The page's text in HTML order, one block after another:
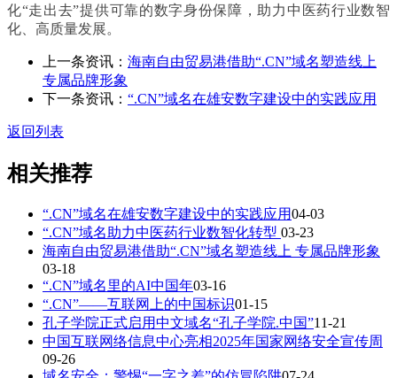
化“走出去”提供可靠的数字身份保障，助力中医药行业数智
化、高质量发展。
上一条资讯： 海南自由贸易港借助“.CN”域名塑造线上
专属品牌形象
下一条资讯： “.CN”域名在雄安数字建设中的实践应用
返回列表
相关推荐
“.CN”域名在雄安数字建设中的实践应用04-03
“.CN”域名助力中医药行业数智化转型 03-23
海南自由贸易港借助“.CN”域名塑造线上 专属品牌形象
03-18
“.CN”域名里的AI中国年03-16
“.CN”——互联网上的中国标识01-15
孔子学院正式启用中文域名“孔子学院.中国”11-21
中国互联网络信息中心亮相2025年国家网络安全宣传周
09-26